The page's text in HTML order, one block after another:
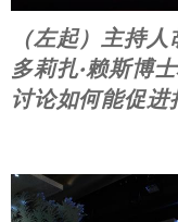
（左起）主持
多莉扎·赖斯博
讨论如何能促